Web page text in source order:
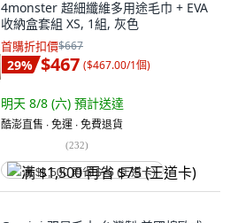
4monster 超細纖維多用途毛巾 + EVA
收納盒套組 XS, 1組, 灰色
首購折扣價$667
29% $467 ($467.00/1個)
明天 8/8 (六) 預計送達
酷澎直售 ∙ 免運 ∙ 免費退貨
(232)
满 $1,500 再省 $75 (王道卡)